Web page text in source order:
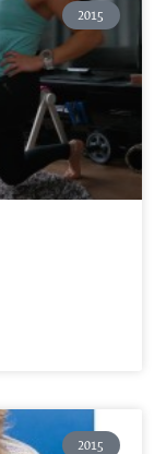
2015
2015